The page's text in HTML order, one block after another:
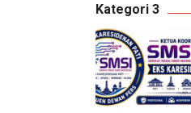
Kategori 3